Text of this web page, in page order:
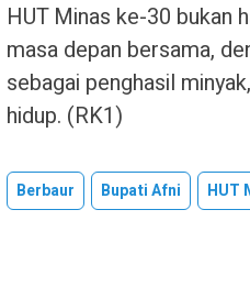
HUT Minas ke-30 bukan
masa depan bersama,
sebagai penghasil
hidup. (RK1)
Berbaur Bupati Afni HUT